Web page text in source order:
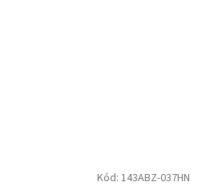
Kód: 143ABZ-037HN